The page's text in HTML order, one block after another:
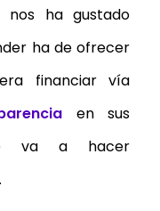
nos ha gustado
ha de ofrecer
financiar vía
en sus
va a hacer